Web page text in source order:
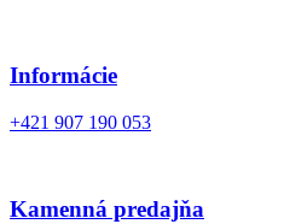
Informácie
+421 907 190 053
Kamenná predajňa